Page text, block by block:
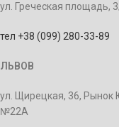
ул. Греческая площадь,
тел +38 (099) 280-33-89
ЛЬВОВ
ул. Щирецкая, 36, Рынок
№22А